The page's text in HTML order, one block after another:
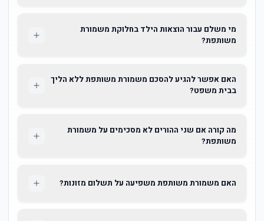
מי משלם עבור הוצאות הילד בחלוקת משמורת
משותפת?
האם אפשר להגיע להסכם משמורת משותפת ללא הליך
בבית משפט?
מה קורה אם שני ההורים לא מסכימים על משמורת
משותפת?
האם משמורת משותפת משפיעה על תשלום מזונות?